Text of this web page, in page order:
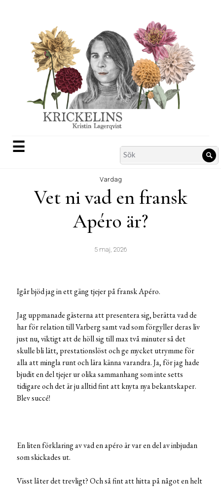
☰
Search
for:
Vardag
Vet ni vad en fransk
Apéro är?
5 maj, 2026
Igår bjöd jag in ett gäng tjejer på fransk Apéro.
Jag uppmanade gästerna att presentera sig, berätta vad de
har för relation till Varberg samt vad som förgyller deras liv
just nu, viktigt att de höll sig till max två minuter så det
skulle bli lätt, prestationslöst och ge mycket utrymme för
alla att mingla runt och lära känna varandra. Ja, för jag hade
bjudit en del tjejer ur olika sammanhang som inte setts
tidigare och det är ju alltid fint att knyta nya bekantskaper.
Blev succé!
En liten förklaring av vad en apéro är var en del av inbjudan
som skickades ut.
Visst låter det trevligt? Och så fint att hitta på något en helt